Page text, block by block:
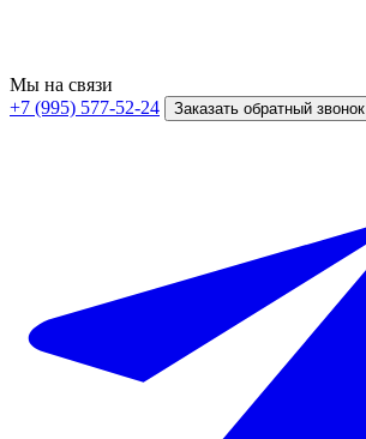
Мы на связи
+7 (995) 577-52-24
Заказать обратный звонок